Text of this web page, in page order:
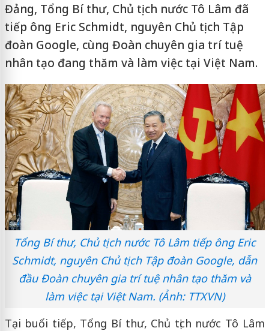
Đảng, Tổng Bí thư, Chủ tịch nước Tô Lâm đã
tiếp ông Eric Schmidt, nguyên Chủ tịch Tập
đoàn Google, cùng Đoàn chuyên gia trí tuệ
nhân tạo đang thăm và làm việc tại Việt Nam.
Tổng Bí thư, Chủ tịch nước Tô Lâm tiếp ông Eric
Schmidt, nguyên Chủ tịch Tập đoàn Google, dẫn
đầu Đoàn chuyên gia trí tuệ nhân tạo thăm và
làm việc tại Việt Nam. (Ảnh: TTXVN)
Tại buổi tiếp, Tổng Bí thư, Chủ tịch nước Tô Lâm